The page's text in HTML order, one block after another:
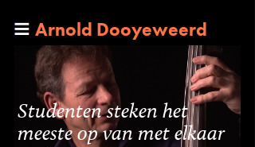
Arnold Dooyeweerd
Studenten steken het
meeste op van met elkaar